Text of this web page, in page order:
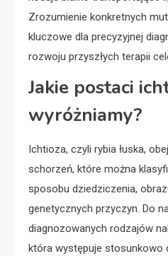
Zrozumienie konkretnych
kluczowe dla precyzyjnej
rozwoju przyszłych terapii
Jakie postaci
wyróżniamy?
Ichtioza, czyli rybia łuska,
schorzeń, które można
sposobu dziedziczenia,
genetycznych przyczyn. Do
diagnozowanych rodzajów
która występuje stosunkowo